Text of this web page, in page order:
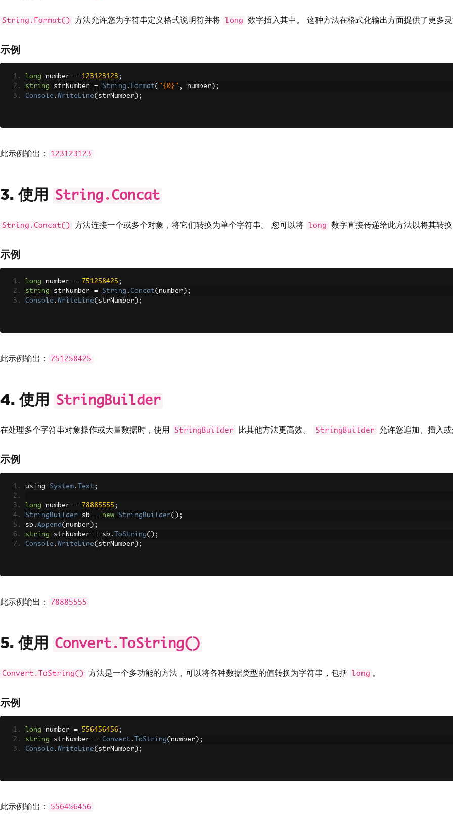
String.Format() 方法允许您为字符串定义格式说明符并将 long 数字插入其中。 这种方法在格式化输出方面提供了更多灵
示例
long number = 123123123 ;
string strNumber = String . Format( "{0}" , number );
Console . WriteLine( strNumber );
此示例输出： 123123123
3. 使用 String.Concat
String.Concat() 方法连接一个或多个对象，将它们转换为单个字符串。 您可以将 long 数字直接传递给此方法以将其转
示例
long number = 751258425 ;
string strNumber = String . Concat( number );
Console . WriteLine( strNumber );
此示例输出： 751258425
4. 使用 StringBuilder
在处理多个字符串对象操作或大量数据时，使用 StringBuilder 比其他方法更高效。 StringBuilder 允许您追加、插入
示例
using System . Text ;
long number = 78885555 ;
StringBuilder sb = new StringBuilder();
sb . Append ( number );
string strNumber = sb . ToString();
Console . WriteLine( strNumber );
此示例输出： 78885555
5. 使用 Convert.ToString()
Convert.ToString() 方法是一个多功能的方法，可以将各种数据类型的值转换为字符串，包括 long 。
示例
long number = 556456456;
string strNumber = Convert . ToString( number );
Console . WriteLine( strNumber );
此示例输出： 556456456